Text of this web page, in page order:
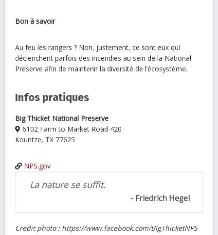
Bon à savoir
Au feu les rangers ? Non, justement, ce sont eux qui
déclenchent parfois des incendies au sein de la National
Preserve afin de maintenir la diversité de l’écosystème.
Infos pratiques
Big Thicket National Preserve
6102 Farm to Market Road 420
Kountze, TX 77625
NPS.gov
La nature se suffit.
Friedrich Hegel
Credit photo : https://www.facebook.com/BigThicketNPS